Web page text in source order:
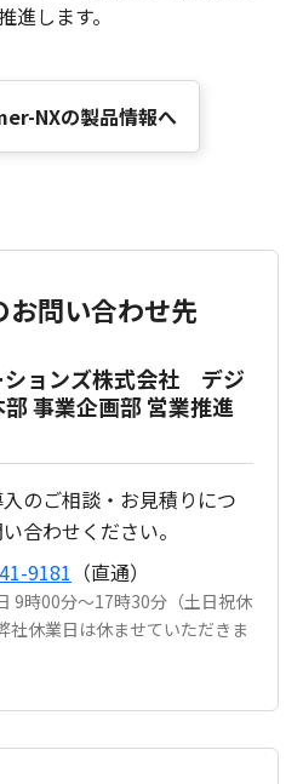
進します。
NXの製品情報へ
お問い合わせ先
ションズ株式会社 デジ
事業企画部 営業推進
のご相談・お見積りにつ
合わせください。
9181 （直通）
9時00分～17時30分（土日祝休
社休業日は休ませていただきま